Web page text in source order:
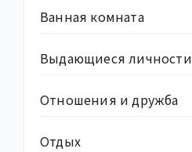
Ванная комната
Выдающиеся личности
Отношения и дружба
Отдых